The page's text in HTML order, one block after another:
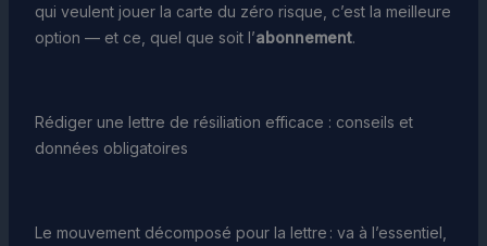
qui veulent jouer la carte du zéro risque, c’est la meilleure
option — et ce, quel que soit l’abonnement.
Rédiger une lettre de résiliation efficace : conseils et
données obligatoires
Le mouvement décomposé pour la lettre : va à l’essentiel,